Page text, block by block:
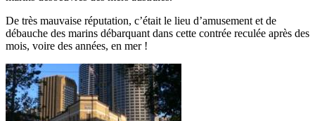
De très mauvaise réputation, c’était le lieu d’amusement et de
débauche des marins débarquant dans cette contrée reculée après des
mois, voire des années, en mer !